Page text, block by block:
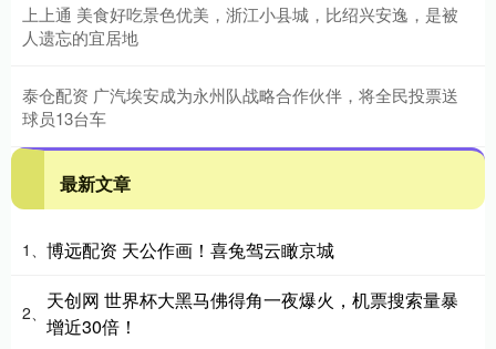
上上通 美食好吃景色优美，浙江小县城，比绍兴安逸，是被
人遗忘的宜居地
泰仓配资 广汽埃安成为永州队战略合作伙伴，将全民投票送
球员13台车
最新文章
1、 博远配资 天公作画！喜兔驾云瞰京城
2、
天创网 世界杯大黑马佛得角一夜爆火，机票搜索量暴
增近30倍！